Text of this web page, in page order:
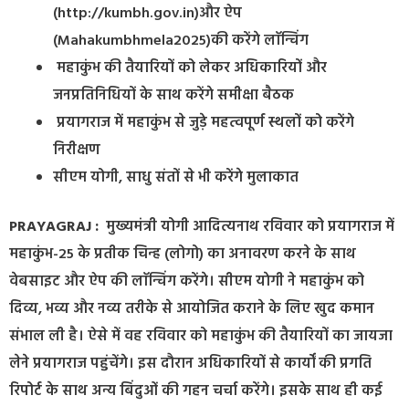
(http://kumbh.gov.in)और ऐप
(Mahakumbhmela2025)की करेंगे लाॅन्चिंग
महाकुंभ की तैयारियों को लेकर अधिकारियों और
जनप्रतिनिधियों के साथ करेंगे समीक्षा बैठक
प्रयागराज में महाकुंभ से जुड़े महत्वपूर्ण स्थलों को करेंगे
निरीक्षण
सीएम योगी, साधु संतों से भी करेंगे मुलाकात
PRAYAGRAJ : मुख्यमंत्री योगी आदित्यनाथ रविवार को प्रयागराज में
महाकुंभ-25 के प्रतीक चिन्ह (लोगो) का अनावरण करने के साथ
वेबसाइट और ऐप की लाॅन्चिंग करेंगे। सीएम याेगी ने महाकुंभ को
दिव्य, भव्य और नव्य तरीके से आयोजित कराने के लिए खुद कमान
संभाल ली है। ऐसे में वह रविवार को महाकुंभ की तैयारियों का जायजा
लेने प्रयागराज पहुंचेंगे। इस दौरान अधिकारियों से कार्यों की प्रगति
रिपोर्ट के साथ अन्य बिंदुओं की गहन चर्चा करेंगे। इसके साथ ही कई